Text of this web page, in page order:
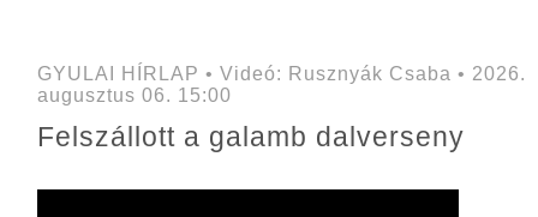
GYULAI HÍRLAP • Videó: Rusznyák Csaba • 2026.
augusztus 06. 15:00
Felszállott a galamb dalverseny